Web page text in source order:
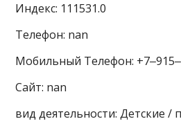
Индекс: 111531.0
Телефон: nan
Мобильный Телефон:
Сайт: nan
вид деятельности: Детские /